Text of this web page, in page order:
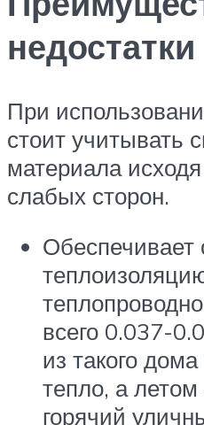
недостатки
При
стоит учитывать
материала
слабых сторон.
Обеспечивает
всего 0.037-
из такого
тепло, а
горячий